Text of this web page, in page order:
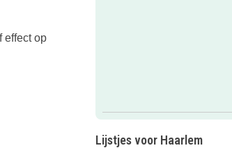
effect op
Lijstjes voor Haarlem